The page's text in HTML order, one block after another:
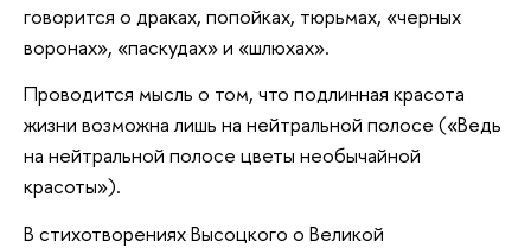
говорится о драках, попойках, тюрьмах, «черных
воронах», «паскудах» и «шлюхах».
Проводится мысль о том, что подлинная красота
жизни возможна лишь на нейтральной полосе («Ведь
на нейтральной полосе цветы необычайной
красоты»).
В стихотворениях Высоцкого о Великой